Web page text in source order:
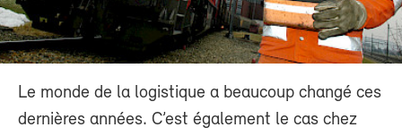
Le monde de la logistique a beaucoup changé ces
dernières années. C’est également le cas chez